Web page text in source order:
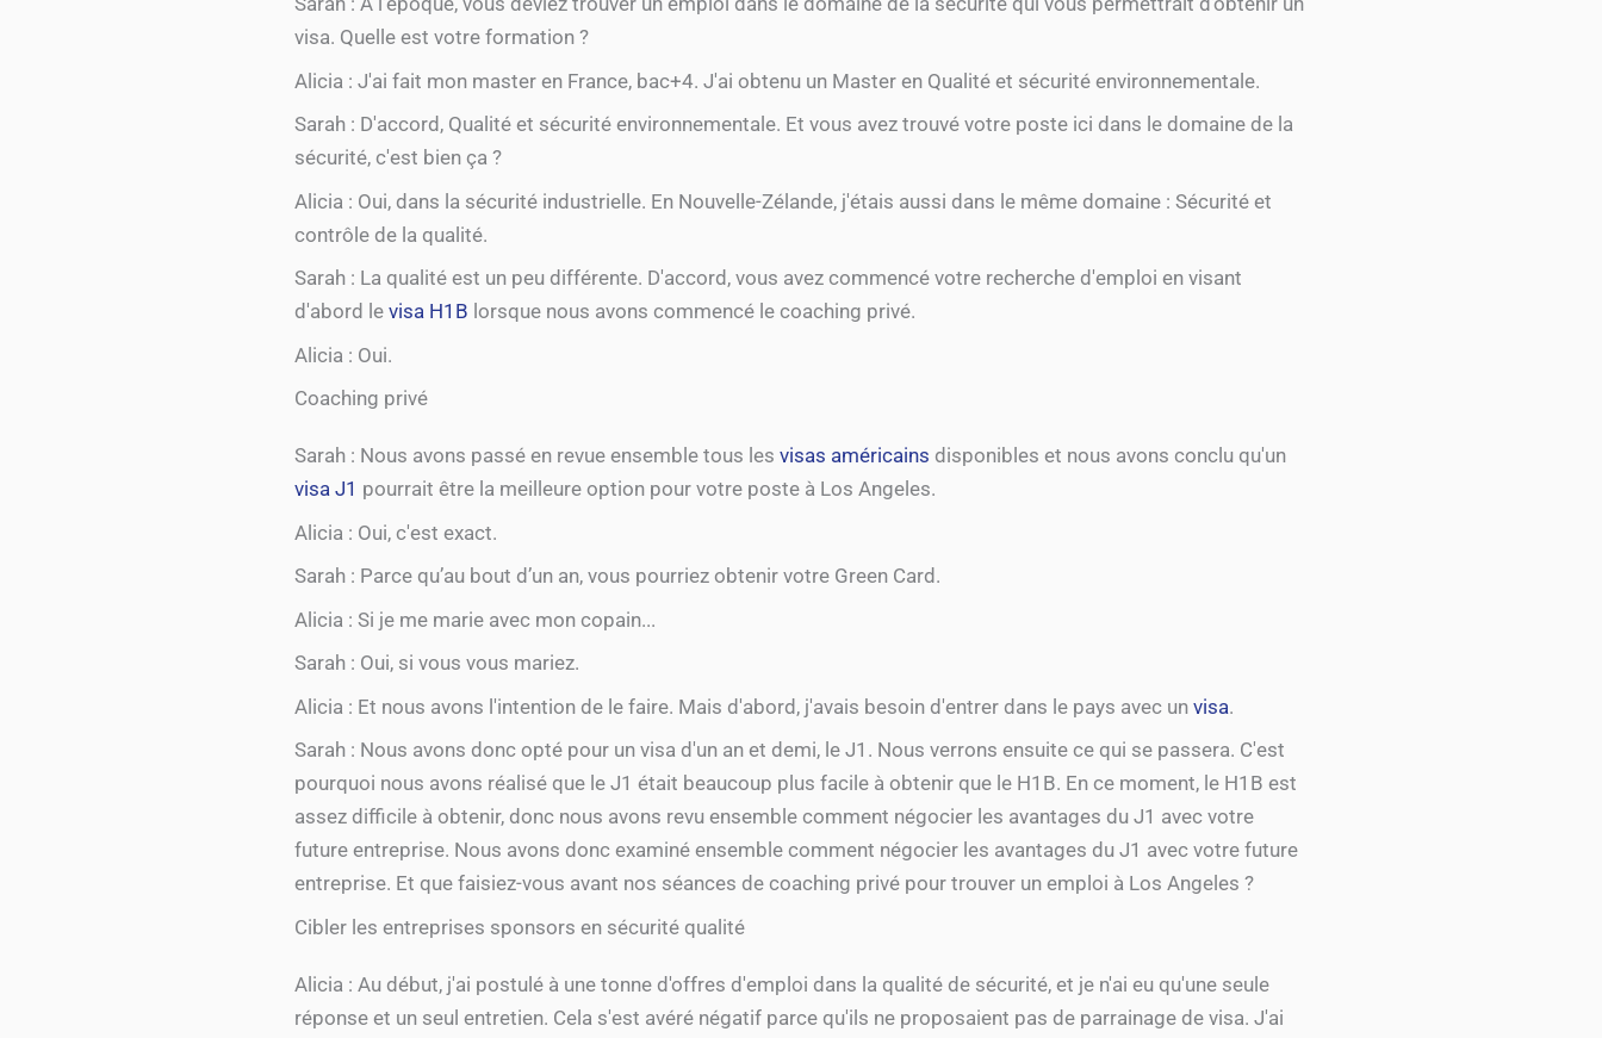
visa. Quelle est votre formation ?
Alicia : J'ai fait mon master en France, bac+4. J'ai obtenu un Master en Qualité et sécurité environnementale.
Sarah : D'accord, Qualité et sécurité environnementale. Et vous avez trouvé votre poste ici dans le domaine de la
sécurité, c'est bien ça ?
Alicia : Oui, dans la sécurité industrielle. En Nouvelle-Zélande, j'étais aussi dans le même domaine : Sécurité et
contrôle de la qualité.
Sarah : La qualité est un peu différente. D'accord, vous avez commencé votre recherche d'emploi en visant
d'abord le visa H1B lorsque nous avons commencé le coaching privé.
Alicia : Oui.
Coaching privé
Sarah : Nous avons passé en revue ensemble tous les visas américains disponibles et nous avons conclu qu'un
visa J1 pourrait être la meilleure option pour votre poste à Los Angeles.
Alicia : Oui, c'est exact.
Sarah : Parce qu’au bout d’un an, vous pourriez obtenir votre Green Card.
Alicia : Si je me marie avec mon copain...
Sarah : Oui, si vous vous mariez.
Alicia : Et nous avons l'intention de le faire. Mais d'abord, j'avais besoin d'entrer dans le pays avec un visa.
Sarah : Nous avons donc opté pour un visa d'un an et demi, le J1. Nous verrons ensuite ce qui se passera. C'est
pourquoi nous avons réalisé que le J1 était beaucoup plus facile à obtenir que le H1B. En ce moment, le H1B est
assez difficile à obtenir, donc nous avons revu ensemble comment négocier les avantages du J1 avec votre
future entreprise. Nous avons donc examiné ensemble comment négocier les avantages du J1 avec votre future
entreprise. Et que faisiez-vous avant nos séances de coaching privé pour trouver un emploi à Los Angeles ?
Cibler les entreprises sponsors en sécurité qualité
Alicia : Au début, j'ai postulé à une tonne d'offres d'emploi dans la qualité de sécurité, et je n'ai eu qu'une seule
réponse et un seul entretien. Cela s'est avéré négatif parce qu'ils ne proposaient pas de parrainage de visa. J'ai